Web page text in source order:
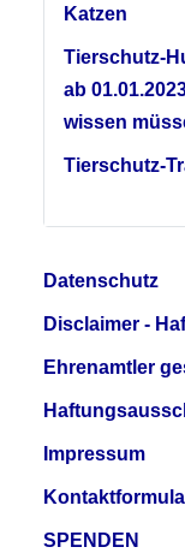
Katzen
Tierschutz-
ab
wissen
Tierschutz-
Datenschutz
Disclaimer -
Ehrenamtler
Impressum
SPENDEN